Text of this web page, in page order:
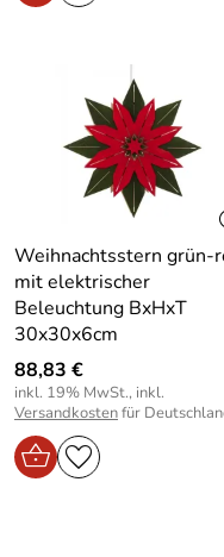
Weihnachtsstern grün-
mit elektrischer
Beleuchtung BxHxT
30x30x6cm
88,83 €
inkl. 19% MwSt., inkl.
Versandkostenfür